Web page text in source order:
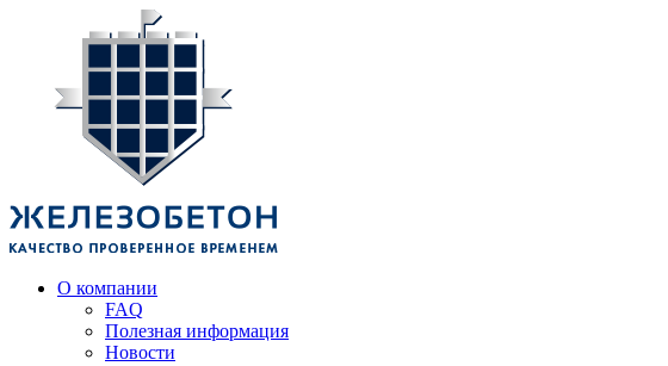
О компании
FAQ
Полезная информация
Новости